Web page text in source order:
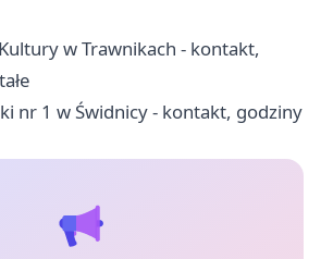
w Trawnikach - kontakt,
nr 1 w Świdnicy - kontakt, godziny